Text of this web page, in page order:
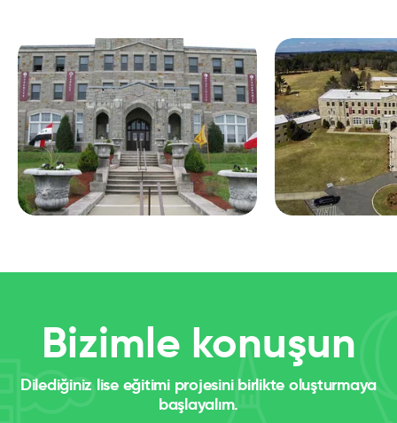
Bizimle konuşun
Dilediğiniz lise eğitimi projesini birlikte oluşturmaya
başlayalım.